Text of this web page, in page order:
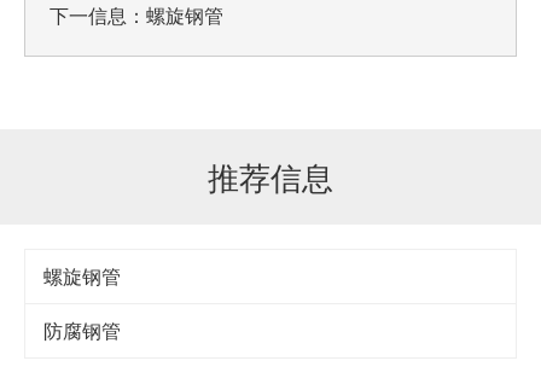
下一信息： 螺旋钢管
推荐信息
螺旋钢管
防腐钢管